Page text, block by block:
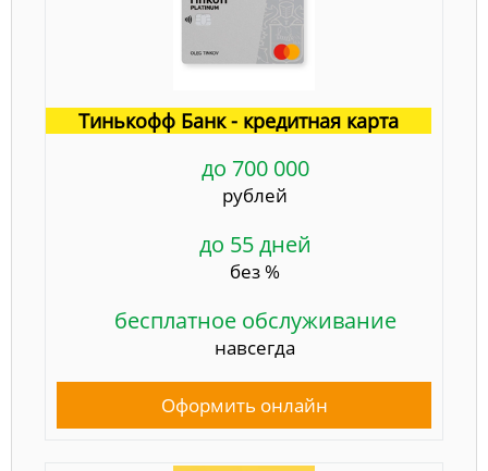
Тинькофф Банк - кредитная карта
до 700 000
рублей
до 55 дней
без %
бесплатное обслуживание
навсегда
Оформить онлайн